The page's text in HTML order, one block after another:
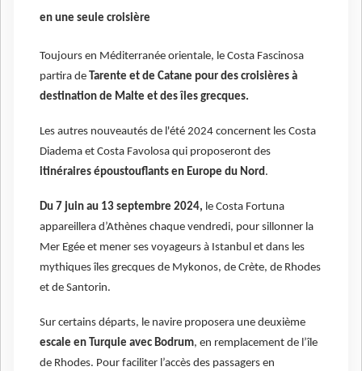
en une seule croisière
Toujours en Méditerranée orientale, le Costa Fascinosa
partira de Tarente et de Catane pour des croisières à
destination de Malte et des îles grecques.
Les autres nouveautés de l'été 2024 concernent les Costa
Diadema et Costa Favolosa qui proposeront des
itinéraires époustouflants en Europe du Nord.
Du 7 juin au 13 septembre 2024, le Costa Fortuna
appareillera d’Athènes chaque vendredi, pour sillonner la
Mer Egée et mener ses voyageurs à Istanbul et dans les
mythiques îles grecques de Mykonos, de Crète, de Rhodes
et de Santorin.
Sur certains départs, le navire proposera une deuxième
escale en Turquie avec Bodrum, en remplacement de l’île
de Rhodes. Pour faciliter l’accès des passagers en